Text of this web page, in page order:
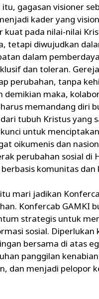
itu, gagasan visioner
kader yang
kuat pada nilai-nilai
tetapi diwujudkan
dalam
dan toleran.
perubahan, tanpa
demikian maka,
memandang diri
tubuh Kristus yang
untuk
oikumenis dan
perubahan sosial
komunitas dan
mari jadikan
Konfercab GAMKI
strategis untuk
sosial.
bersama di atas
panggilan
dan menjadi pelopor